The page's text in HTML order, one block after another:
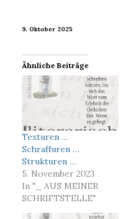
9. Oktober 2025
Ähnliche Beiträge
Texturen …
Schraffuren …
Strukturen …
5. November 2023
In "_ AUS MEINER
SCHRIFTSTELLE"